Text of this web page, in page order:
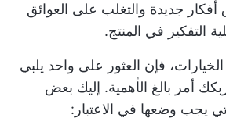
أفكار جديدة والتغلب على العوائق
التفكير في المنتج.
فإن العثور على واحد يلبي
أمر بالغ الأهمية. إليك بعض
يجب وضعها في الاعتبار: